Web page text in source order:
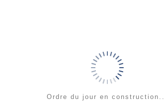
Ordre du jour en construction...